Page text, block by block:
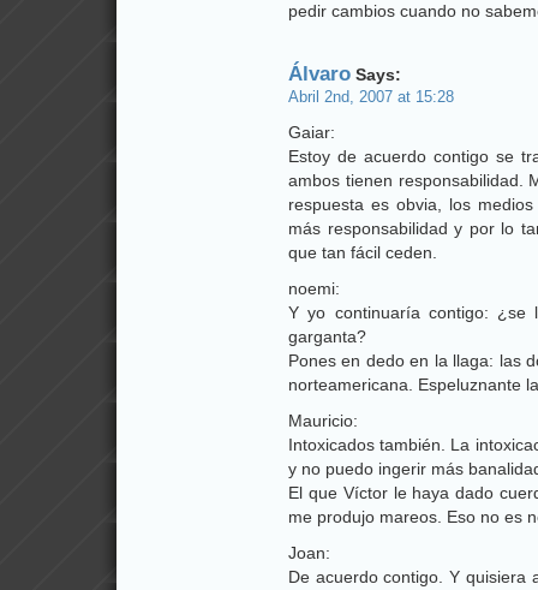
pedir cambios cuando no
Álvaro Says:
Abril 2nd, 2007 at 15:28
Gaiar:
Estoy de acuerdo contigo se
ambos tienen responsabilidad.
respuesta es obvia, los
más responsabilidad y por lo
que tan fácil ceden.
noemi:
Y yo continuaría contigo: ¿se
garganta?
Pones en dedo en la llaga: las
norteamericana. Espeluznante
Mauricio:
Intoxicados también. La
y no puedo ingerir más
El que Víctor le haya dado
me produjo mareos. Eso no es
Joan:
De acuerdo contigo. Y quisiera